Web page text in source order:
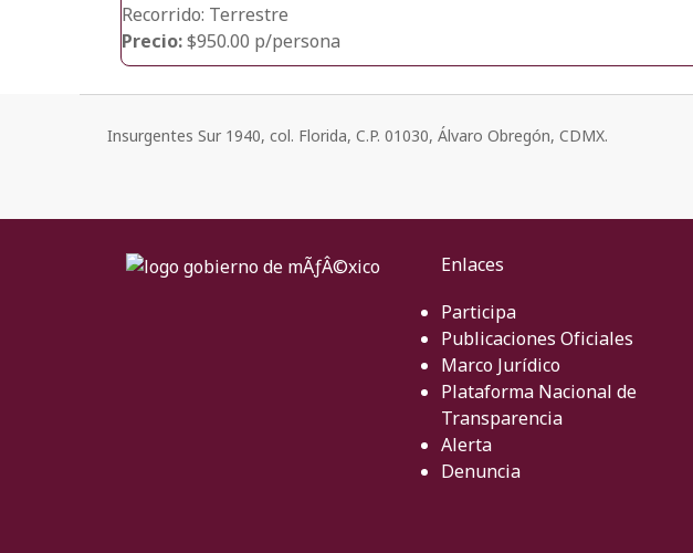
Recorrido: Terrestre
Precio:$950.00 p/persona
Insurgentes Sur 1940, col. Florida, C.P. 01030, Álvaro Obregón, CDMX.
Enlaces
Participa
Publicaciones Oficiales
Marco Jurídico
Plataforma Nacional de
Transparencia
Alerta
Denuncia